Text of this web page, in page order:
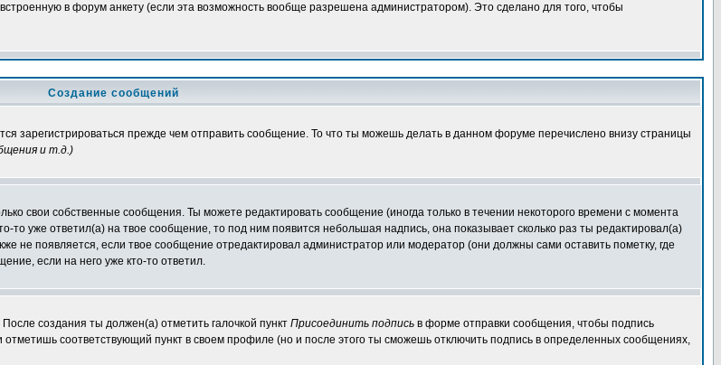
в форум анкету (если эта возможность вообще разрешена администратором). Это сделано для того, чтобы
Создание сообщений
зарегистрироваться прежде чем отправить сообщение. То что ты можешь делать в данном форуме перечислено внизу страницы
и т.д.)
свои собственные сообщения. Ты можете редактировать сообщение (иногда только в течении некоторого времени с момента
то уже ответил(а) на твое сообщение, то под ним появится небольшая надпись, она показывает сколько раз ты редактировал(а)
не появляется, если твое сообщение отредактировал администратор или модератор (они должны сами оставить пометку, где
если на него уже кто-то ответил.
создания ты должен(а) отметить галочкой пункт Присоединить подпись в форме отправки сообщения, чтобы подпись
соответствующий пункт в своем профиле (но и после этого ты сможешь отключить подпись в определенных сообщениях,